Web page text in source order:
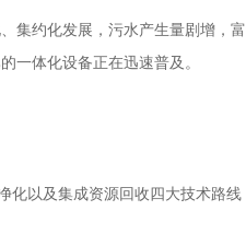
约化发展，污水产生量剧增，
一体化设备正在迅速普及。
以及集成资源回收四大技术路